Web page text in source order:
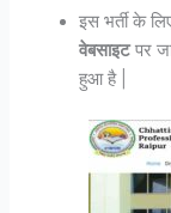
इस भर्ती के
वेबसाइटपर
हुआ है |